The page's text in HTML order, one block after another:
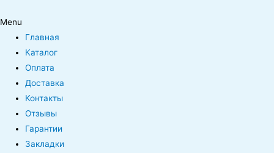
Menu
Главная
Каталог
Оплата
Доставка
Контакты
Отзывы
Гарантии
Закладки